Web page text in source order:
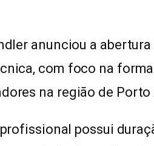
anunciou a
com foco na
na região de Porto
possui